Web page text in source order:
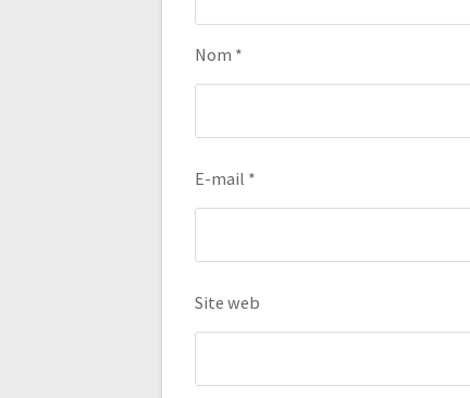
Nom *
E-mail *
Site web